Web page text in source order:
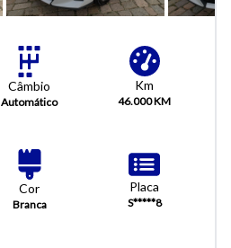
Câmbio
Automático
Km
46.000 KM
Cor
Branca
Placa
S*****8